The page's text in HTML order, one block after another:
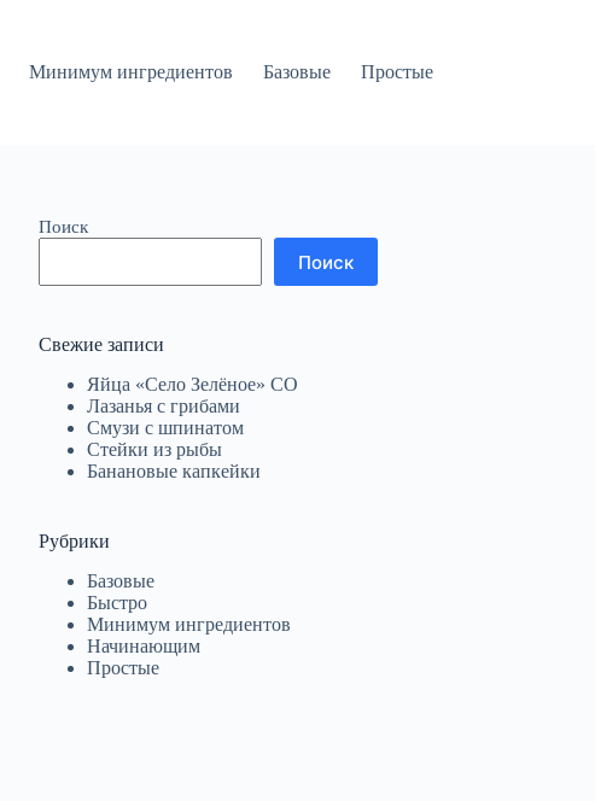
Минимум ингредиентов Базовые Простые
Поиск
Поиск
Свежие записи
Яйца «Село Зелёное» СО
Лазанья с грибами
Смузи с шпинатом
Стейки из рыбы
Банановые капкейки
Рубрики
Базовые
Быстро
Минимум ингредиентов
Начинающим
Простые